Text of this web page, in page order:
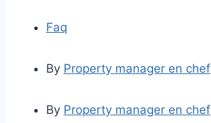
Faq
By Property manager en chef
By Property manager en chef